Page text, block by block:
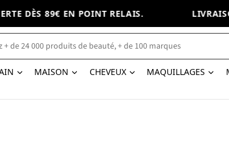
DÈS 89€ EN POINT RELAIS.
MAISON CHEVEUX MAQUILLAGES